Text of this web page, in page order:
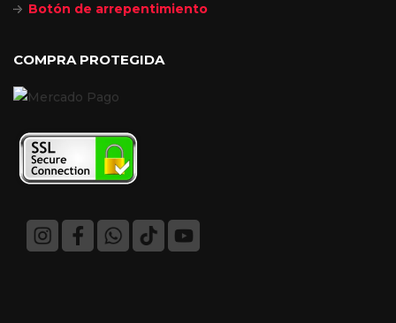
Botón de arrepentimiento
COMPRA PROTEGIDA